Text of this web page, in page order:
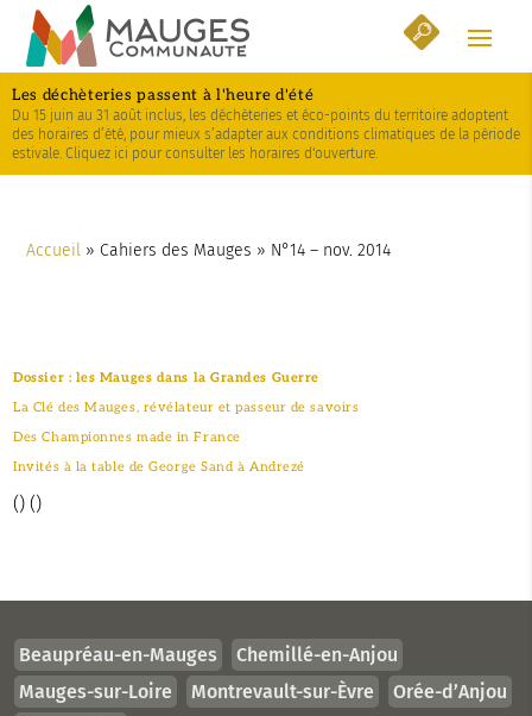
Skip
Aller
navigation
Plan
Les déchèteries passent à l'heure d'été
Du 15 juin au 31 août inclus, les déchèteries et éco-points du territoire adoptent
des horaires d’été, pour mieux s’adapter aux conditions climatiques de la période
estivale. Cliquez ici pour consulter les horaires d'ouverture.
Accueil » Cahiers des Mauges » N°14 – nov. 2014
Dossier : les Mauges dans la Grandes Guerre
La Clé des Mauges, révélateur et passeur de savoirs
Des Championnes made in France
Invités à la table de George Sand à Andrezé
() ()
Beaupréau-en-Mauges
Chemillé-en-Anjou
Mauges-sur-Loire
Montrevault-sur-Èvre
Orée-d’Anjou